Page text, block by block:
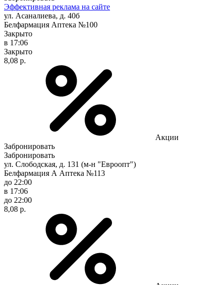
Эффективная реклама на сайте
ул. Асаналиева, д. 40б
Белфармация Аптека №100
Закрыто
в 17:06
Закрыто
8,08 р.
Акции
Забронировать
Забронировать
ул. Слободская, д. 131 (м-н "Евроопт")
Белфармация А Аптека №113
до 22:00
в 17:06
до 22:00
8,08 р.